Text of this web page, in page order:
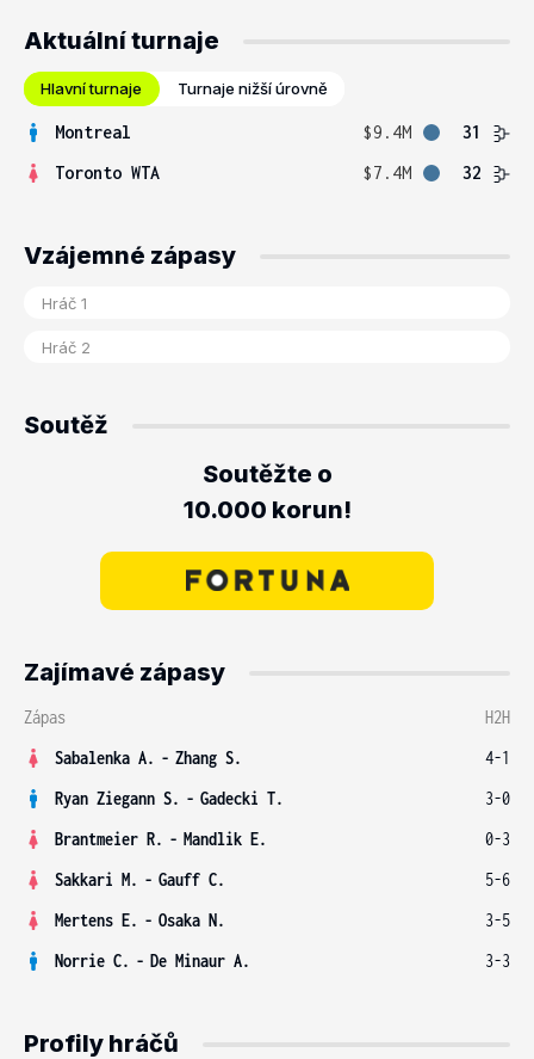
Aktuální turnaje
Hlavní turnaje Turnaje nižší úrovně
Montreal $9.4M
31
Toronto WTA
$7.4M 32
Vzájemné zápasy
Soutěž
Soutěžte o
10.000 korun!
Zajímavé zápasy
Zápas
H2H
Sabalenka A. - Zhang S.
4-1
Ryan Ziegann S. - Gadecki T.
3-0
Brantmeier R. - Mandlik E.
0-3
Sakkari M. - Gauff C.
5-6
Mertens E. - Osaka N.
3-5
Norrie C. - De Minaur A. 3-3
Profily hráčů